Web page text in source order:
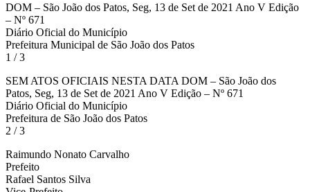
DOM – São João dos Patos, Seg, 13 de Set de 2021 Ano V Edição
– Nº 671
Diário Oficial do Município
Prefeitura Municipal de São João dos Patos
1 / 3
SEM ATOS OFICIAIS NESTA DATA DOM – São João dos
Patos, Seg, 13 de Set de 2021 Ano V Edição – Nº 671
Diário Oficial do Município
Prefeitura de São João dos Patos
2 / 3
Raimundo Nonato Carvalho
Prefeito
Rafael Santos Silva